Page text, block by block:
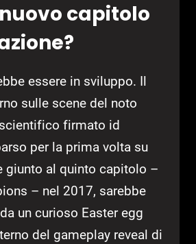
capitolo
essere in sviluppo. Il
sulle scene del noto
firmato id
per la prima volta su
giunto al quinto capitolo –
– nel 2017, sarebbe
un curioso Easter egg
del gameplay reveal di